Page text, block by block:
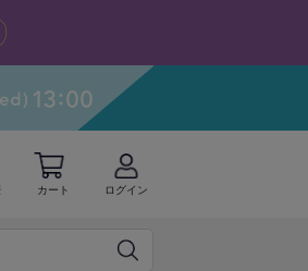
カート ログイン